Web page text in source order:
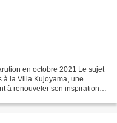
en octobre 2021 Le sujet
à la Villa Kujoyama, une
à renouveler son inspiration,